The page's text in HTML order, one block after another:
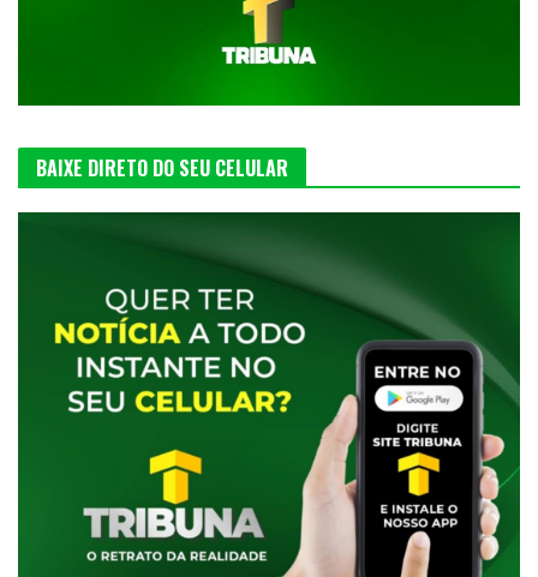
BAIXE DIRETO DO SEU CELULAR